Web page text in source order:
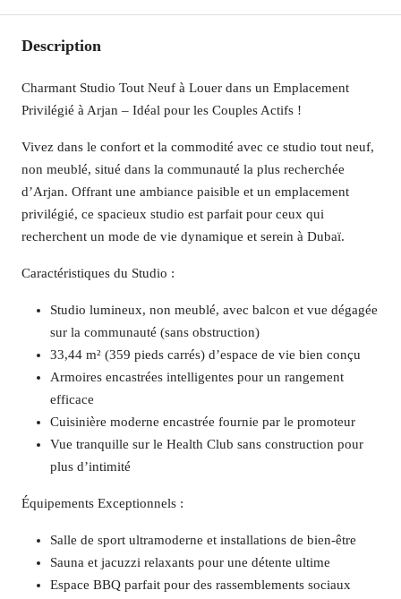
Description
Charmant Studio Tout Neuf à Louer dans un Emplacement
Privilégié à Arjan – Idéal pour les Couples Actifs !
Vivez dans le confort et la commodité avec ce studio tout neuf,
non meublé, situé dans la communauté la plus recherchée
d’Arjan. Offrant une ambiance paisible et un emplacement
privilégié, ce spacieux studio est parfait pour ceux qui
recherchent un mode de vie dynamique et serein à Dubaï.
Caractéristiques du Studio :
Studio lumineux, non meublé, avec balcon et vue dégagée
sur la communauté (sans obstruction)
33,44 m² (359 pieds carrés) d’espace de vie bien conçu
Armoires encastrées intelligentes pour un rangement
efficace
Cuisinière moderne encastrée fournie par le promoteur
Vue tranquille sur le Health Club sans construction pour
plus d’intimité
Équipements Exceptionnels :
Salle de sport ultramoderne et installations de bien-être
Sauna et jacuzzi relaxants pour une détente ultime
Espace BBQ parfait pour des rassemblements sociaux